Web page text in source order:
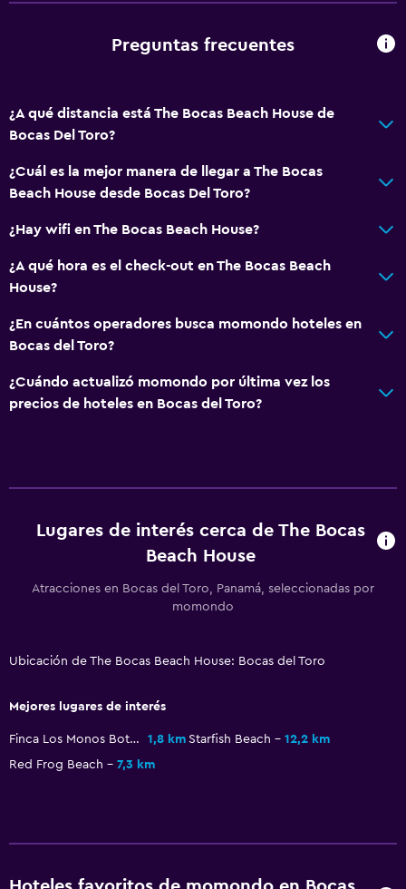
Preguntas frecuentes
¿A qué distancia está The Bocas Beach House de
Bocas Del Toro?
¿Cuál es la mejor manera de llegar a The Bocas
Beach House desde Bocas Del Toro?
¿Hay wifi en The Bocas Beach House?
¿A qué hora es el check-out en The Bocas Beach
House?
¿En cuántos operadores busca momondo hoteles en
Bocas del Toro?
¿Cuándo actualizó momondo por última vez los
precios de hoteles en Bocas del Toro?
Lugares de interés cerca de The Bocas
Beach House
Atracciones en Bocas del Toro, Panamá, seleccionadas por
momondo
Ubicación de The Bocas Beach House: Bocas del Toro
Mejores lugares de interés
Finca Los Monos Botanical Garden 1,8 km Starfish Beach
12,2 km
Red Frog Beach
7,3 km